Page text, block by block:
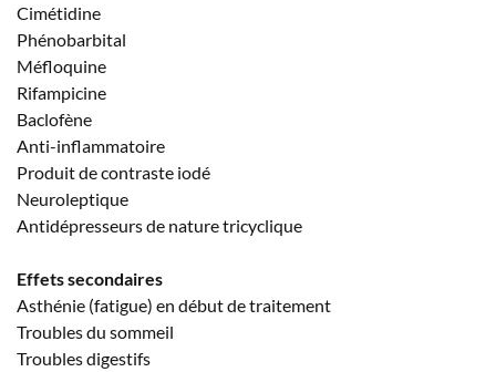
Cimétidine
Phénobarbital
Méfloquine
Rifampicine
Baclofène
Anti-inflammatoire
Produit de contraste iodé
Neuroleptique
Antidépresseurs de nature tricyclique
Effets secondaires
Asthénie (fatigue) en début de traitement
Troubles du sommeil
Troubles digestifs